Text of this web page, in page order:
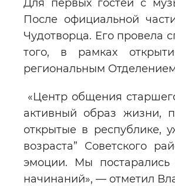
Вернуть
Для первых гостей с
После официальной
Чудотворца. Его провела
того, в рамках
региональным
«Центр общения
активный образ жизни,
открытые в республике,
возраста” Советского
эмоции. Мы
начинаний», — отметил